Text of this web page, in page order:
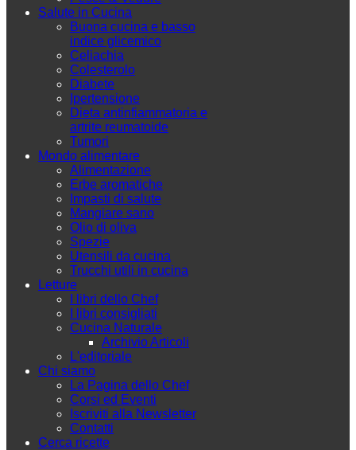
Salute in Cucina
Buona cucina e basso
indice glicemico
Celiachia
Colesterolo
Diabete
Ipertensione
Dieta antinfiammatoria e
artrite reumatoide
Tumori
Mondo alimentare
Alimentazione
Erbe aromatiche
Impasti di salute
Mangiare sano
Olio di oliva
Spezie
Utensili da cucina
Trucchi utili in cucina
Letture
I libri dello Chef
I libri consigliati
Cucina Naturale
Archivio Articoli
L'editoriale
Chi siamo
La Pagina dello Chef
Corsi ed Eventi
Iscriviti alla Newsletter
Contatti
Cerca ricette